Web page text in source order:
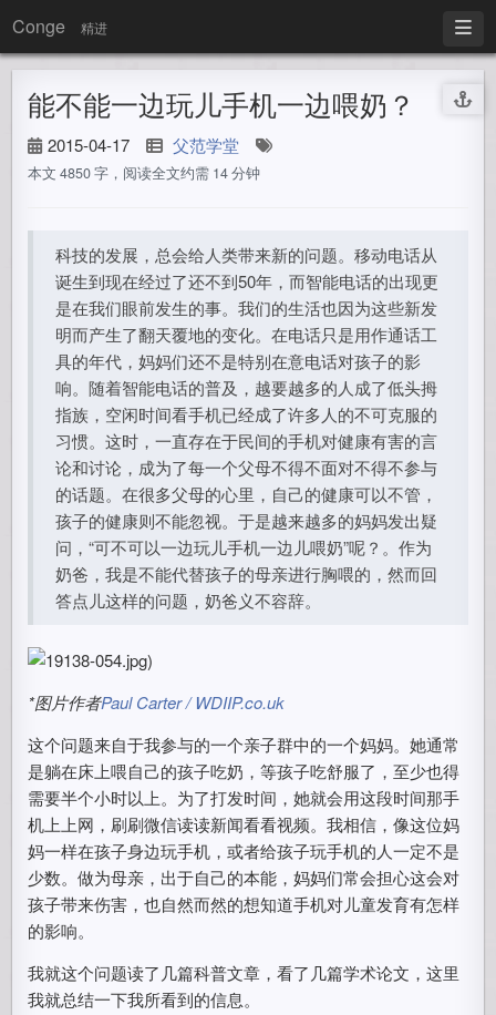
Conge 精进
能不能一边玩儿手机一边喂奶？
2015-04-17 父范学堂
本文 4850 字，阅读全文约需 14 分钟
科技的发展，总会给人类带来新的问题。移动电话从
诞生到现在经过了还不到50年，而智能电话的出现更
是在我们眼前发生的事。我们的生活也因为这些新发
明而产生了翻天覆地的变化。在电话只是用作通话工
具的年代，妈妈们还不是特别在意电话对孩子的影
响。随着智能电话的普及，越要越多的人成了低头拇
指族，空闲时间看手机已经成了许多人的不可克服的
习惯。这时，一直存在于民间的手机对健康有害的言
论和讨论，成为了每一个父母不得不面对不得不参与
的话题。在很多父母的心里，自己的健康可以不管，
孩子的健康则不能忽视。于是越来越多的妈妈发出疑
问，“可不可以一边玩儿手机一边儿喂奶”呢？。作为
奶爸，我是不能代替孩子的母亲进行胸喂的，然而回
答点儿这样的问题，奶爸义不容辞。
)
*图片作者Paul Carter / WDIIP.co.uk
这个问题来自于我参与的一个亲子群中的一个妈妈。她通常
是躺在床上喂自己的孩子吃奶，等孩子吃舒服了，至少也得
需要半个小时以上。为了打发时间，她就会用这段时间那手
机上上网，刷刷微信读读新闻看看视频。我相信，像这位妈
妈一样在孩子身边玩手机，或者给孩子玩手机的人一定不是
少数。做为母亲，出于自己的本能，妈妈们常会担心这会对
孩子带来伤害，也自然而然的想知道手机对儿童发育有怎样
的影响。
我就这个问题读了几篇科普文章，看了几篇学术论文，这里
我就总结一下我所看到的信息。